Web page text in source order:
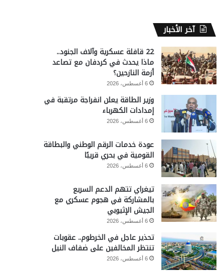
آخر الأخبار
22 قافلة عسكرية وآلاف الجنود..
ماذا يحدث في كردفان مع تصاعد
أزمة النازحين؟
6 أغسطس، 2026
وزير الطاقة يعلن انفراجة مرتقبة في
إمدادات الكهرباء
6 أغسطس، 2026
عودة خدمات الرقم الوطني والبطاقة
القومية في بحري قريبًا
6 أغسطس، 2026
تيغراي تتهم الدعم السريع
بالمشاركة في هجوم عسكري مع
الجيش الإثيوبي
6 أغسطس، 2026
تحذير عاجل في الخرطوم.. عقوبات
تنتظر المخالفين على ضفاف النيل
6 أغسطس، 2026